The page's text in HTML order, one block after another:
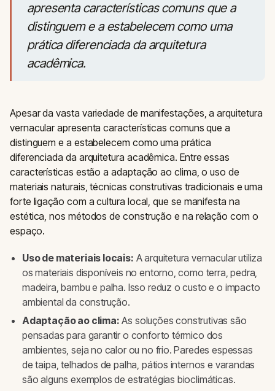
apresenta características comuns que a
distinguem e a estabelecem como uma
prática diferenciada da arquitetura
acadêmica.
Apesar da vasta variedade de manifestações, a arquitetura
vernacular apresenta características comuns que a
distinguem e a estabelecem como uma prática
diferenciada da arquitetura acadêmica. Entre essas
características estão a adaptação ao clima, o uso de
materiais naturais, técnicas construtivas tradicionais e uma
forte ligação com a cultura local, que se manifesta na
estética, nos métodos de construção e na relação com o
espaço.
Uso de materiais locais: A arquitetura vernacular utiliza
os materiais disponíveis no entorno, como terra, pedra,
madeira, bambu e palha. Isso reduz o custo e o impacto
ambiental da construção.
Adaptação ao clima: As soluções construtivas são
pensadas para garantir o conforto térmico dos
ambientes, seja no calor ou no frio. Paredes espessas
de taipa, telhados de palha, pátios internos e varandas
são alguns exemplos de estratégias bioclimáticas.